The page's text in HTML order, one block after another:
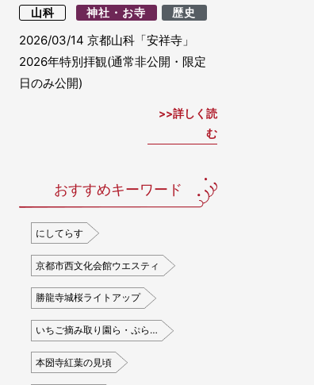
山科 神社・お寺 歴史
2026/03/14 京都山科「安祥寺」
2026年特別拝観(通常非公開・限定
日のみ公開)
詳しく読
む
おすすめキーワード
にしてらす
京都市西文化会館ウエスティ
勝龍寺城桜ライトアップ
いちご摘み取り園ら・ぷら…
本圀寺紅葉の見頃